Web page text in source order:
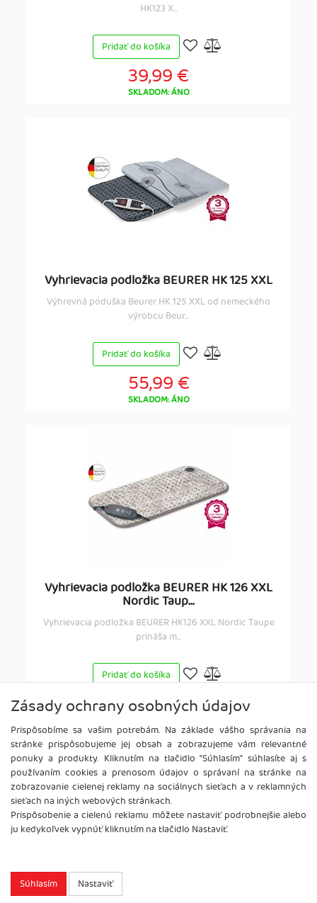
HK123 X...
Pridať do košíka
39,99 €
SKLADOM: ÁNO
Vyhrievacia podložka BEURER HK 125 XXL
Výhrevná poduška Beurer HK 125 XXL od nemeckého
výrobcu Beur...
Pridať do košíka
55,99 €
SKLADOM: ÁNO
Vyhrievacia podložka BEURER HK 126 XXL
Nordic Taup...
Vyhrievacia podložka BEURER HK126 XXL Nordic Taupe
prináša m...
Pridať do košíka
39,99 €
Zásady ochrany osobných údajov
Prispôsobíme sa vašim potrebám. Na základe vášho správania na
stránke prispôsobujeme jej obsah a zobrazujeme vám relevantné
ponuky a produkty. Kliknutím na tlačidlo "Súhlasím" súhlasíte aj s
používaním cookies a prenosom údajov o správaní na stránke na
zobrazovanie cielenej reklamy na sociálnych sieťach a v reklamných
sieťach na iných webových stránkach.
Prispôsobenie a cielenú reklamu môžete nastaviť podrobnejšie alebo
ju kedykoľvek vypnúť kliknutím na tlačidlo Nastaviť.
Súhlasím Nastaviť